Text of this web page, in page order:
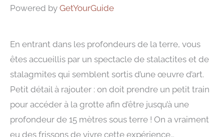
Powered by GetYourGuide
En entrant dans les profondeurs de la terre, vous
êtes accueillis par un spectacle de stalactites et de
stalagmites qui semblent sortis d’une œuvre d’art.
Petit détail à rajouter : on doit prendre un petit train
pour accéder à la grotte afin d’être jusqu’à une
profondeur de 15 mètres sous terre ! On a vraiment
eu des frissons de vivre cette expérience…